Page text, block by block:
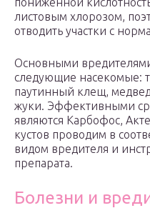
листовым хлорозом,
отводить участки с
Основными
следующие насекомые:
паутинный клещ,
жуки. Эффективными
являются Карбофос,
кустов проводим в
видом вредителя и
препарата.
Болезни и